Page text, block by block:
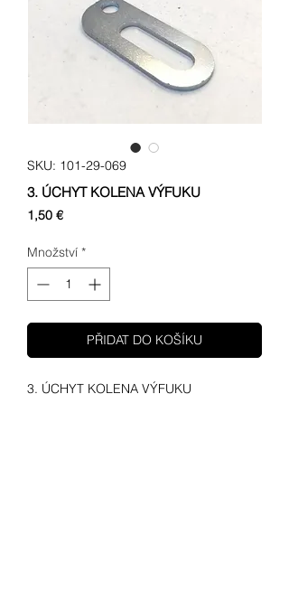
SKU: 101-29-069
3. ÚCHYT KOLENA VÝFUKU
1,50 €Cena
Množství *
PŘIDAT DO KOŠÍKU
3. ÚCHYT KOLENA VÝFUKU